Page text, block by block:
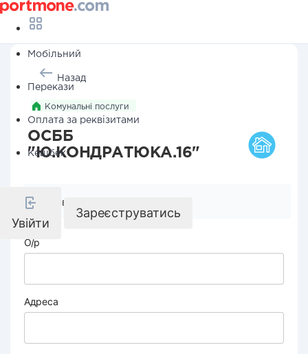
Мобільний
Перекази
Оплата за реквізитами
Кешбек
Увійти
Зареєструватись
Назад
Комунальні послуги
ОСББ
"Ю.КОНДРАТЮКА.16"
Реквізити компанії
О/р
Адреса